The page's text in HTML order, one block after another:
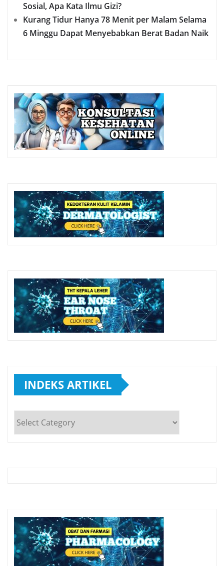
Sosial, Apa Kata Ilmu Gizi?
Kurang Tidur Hanya 78 Menit per Malam Selama
6 Minggu Dapat Menyebabkan Berat Badan Naik
INDEKS ARTIKEL
INDEKS